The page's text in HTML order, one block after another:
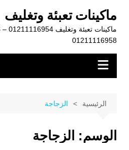
المحتوى
ماكينات تعبئة وتغليف
01211116958
الرئيسية الزجاجة
الوسم: الزجاجة